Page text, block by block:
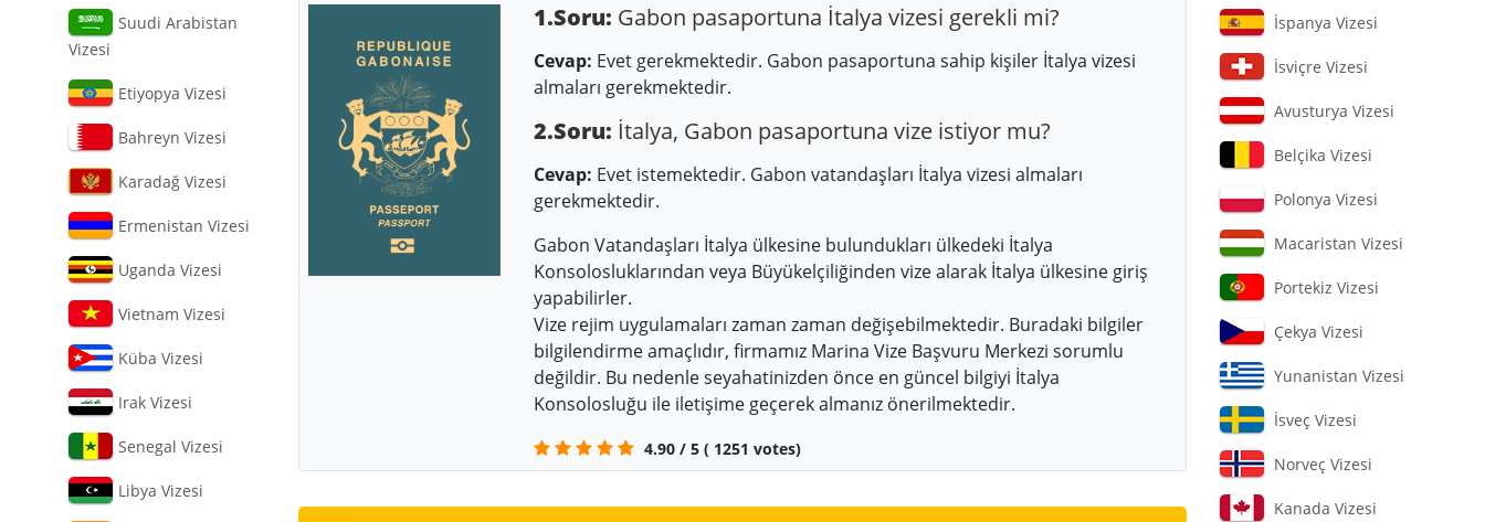
Suudi Arabistan
Vizesi
Etiyopya Vizesi
Bahreyn Vizesi
Karadağ Vizesi
Ermenistan Vizesi
Uganda Vizesi
Vietnam Vizesi
Küba Vizesi
Irak Vizesi
Senegal Vizesi
Libya Vizesi
1.Soru: Gabon pasaportuna İtalya vizesi gerekli mi?
Cevap: Evet gerekmektedir. Gabon pasaportuna sahip kişiler İtalya vizesi
almaları gerekmektedir.
2.Soru: İtalya, Gabon pasaportuna vize istiyor mu?
Cevap: Evet istemektedir. Gabon vatandaşları İtalya vizesi almaları
gerekmektedir.
Gabon Vatandaşları İtalya ülkesine bulundukları ülkedeki İtalya
Konsolosluklarından veya Büyükelçiliğinden vize alarak İtalya ülkesine giriş
yapabilirler.
Vize rejim uygulamaları zaman zaman değişebilmektedir. Buradaki bilgiler
bilgilendirme amaçlıdır, firmamız Marina Vize Başvuru Merkezi sorumlu
değildir. Bu nedenle seyahatinizden önce en güncel bilgiyi İtalya
Konsolosluğu ile iletişime geçerek almanız önerilmektedir.
4.90 / 5 ( 1251 votes)
İspanya Vizesi
İsviçre Vizesi
Avusturya Vizesi
Belçika Vizesi
Polonya Vizesi
Macaristan Vizesi
Portekiz Vizesi
Çekya Vizesi
Yunanistan Vizesi
İsveç Vizesi
Norveç Vizesi
Kanada Vizesi